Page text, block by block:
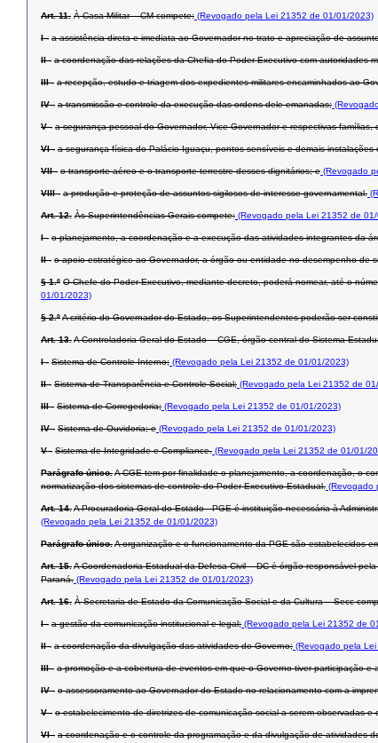
Art. 11. À Casa Militar – CM compete: (Revogado pela Lei 21352 de 01/01/2023)
I - a assistência direta e imediata ao Governador no trato e apreciação de
II - a coordenação das relações da Chefia do Poder Executivo com autoridades
III - a recepção, estudo e triagem dos expedientes militares encaminhados ao
IV - a transmissão e controle da execução das ordens dele emanadas;
V - a segurança pessoal do Governador, Vice-Governador e respectivas
VI - a segurança física do Palácio Iguaçu, pontos sensíveis e demais instalações
VII - o transporte aéreo e o transporte terrestre desses dignitários; e (Revogado
VIII - a produção e proteção de assuntos sigilosos de interesse governamental.
Art. 12. Às Superintendências-Gerais compete: (Revogado pela Lei 21352 de
I - o planejamento, a coordenação e a execução das atividades integrantes da
II - o apoio estratégico ao Governador, a órgão ou entidade no desempenho de
§ 1.º O Chefe do Poder Executivo, mediante decreto, poderá nomear, até o
01/01/2023)
§ 2.ºA critério do Governador do Estado, os Superintendentes poderão ser
Art. 13.A Controladoria-Geral do Estado – CGE, órgão central do Sistema
I - Sistema de Controle Interno; (Revogado pela Lei 21352 de 01/01/2023)
II - Sistema de Transparência e Controle Social; (Revogado pela Lei 21352 de
III - Sistema de Corregedoria; (Revogado pela Lei 21352 de 01/01/2023)
IV - Sistema de Ouvidoria; e (Revogado pela Lei 21352 de 01/01/2023)
V - Sistema de Integridade e Compliance. (Revogado pela Lei 21352 de 01/01/
Parágrafo único.A CGE tem por finalidade o planejamento, a coordenação, o
normatização dos sistemas de controle do Poder Executivo Estadual. (Revogado
Art. 14.A Procuradoria-Geral do Estado - PGE é instituição necessária à
(Revogado pela Lei 21352 de 01/01/2023)
Parágrafo único.A organização e o funcionamento da PGE são estabelecidos
Art. 15.A Coordenadoria Estadual da Defesa Civil – DC é órgão responsável
Paraná. (Revogado pela Lei 21352 de 01/01/2023)
Art. 16. À Secretaria de Estado da Comunicação Social e da Cultura – Secc
I - a gestão da comunicação institucional e legal; (Revogado pela Lei 21352 de
II - a coordenação da divulgação das atividades do Governo; (Revogado pela
III - a promoção e a cobertura de eventos em que o Governo tiver participação
IV - o assessoramento ao Governador do Estado no relacionamento com a
V - o estabelecimento de diretrizes de comunicação social a serem observadas
VI - a coordenação e o controle da programação e da divulgação de atividades